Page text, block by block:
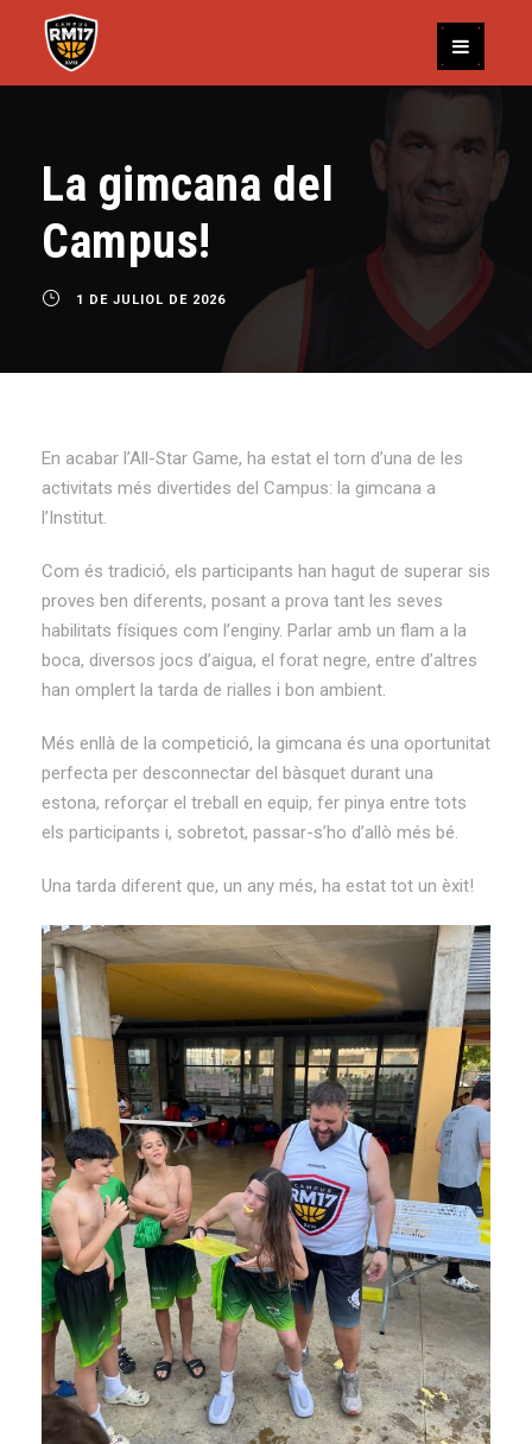
La gimcana del
Campus!
1 DE JULIOL DE 2026
En acabar l’All-Star Game, ha estat el torn d’una de les
activitats més divertides del Campus: la gimcana a
l’Institut.
Com és tradició, els participants han hagut de superar sis
proves ben diferents, posant a prova tant les seves
habilitats físiques com l’enginy. Parlar amb un flam a la
boca, diversos jocs d’aigua, el forat negre, entre d’altres
han omplert la tarda de rialles i bon ambient.
Més enllà de la competició, la gimcana és una oportunitat
perfecta per desconnectar del bàsquet durant una
estona, reforçar el treball en equip, fer pinya entre tots
els participants i, sobretot, passar-s’ho d’allò més bé.
Una tarda diferent que, un any més, ha estat tot un èxit!